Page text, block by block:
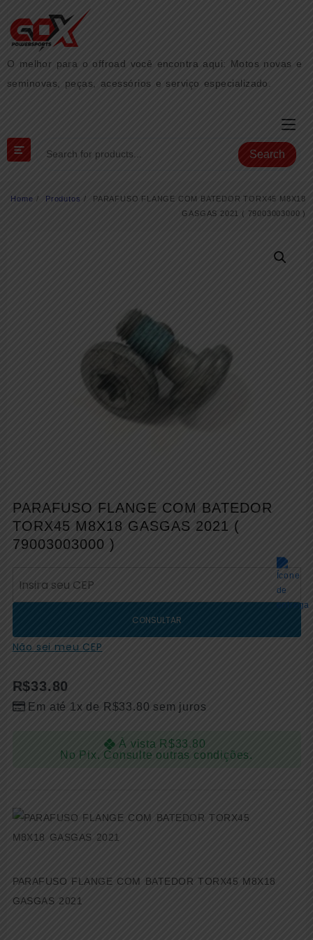
content
O melhor para o offroad você encontra aqui: Motos novas e
seminovas, peças, acessórios e serviço especializado.
Search
Home Produtos
PARAFUSO FLANGE COM BATEDOR TORX45 M8X18
GASGAS 2021 ( 79003003000 )
PARAFUSO FLANGE COM BATEDOR
TORX45 M8X18 GASGAS 2021 (
79003003000 )
CONSULTAR
Não sei meu CEP
R$33.80
Em até 1x de R$33.80 sem juros
À vista R$33.80
No Pix. Consulte outras condições.
PARAFUSO FLANGE COM BATEDOR TORX45 M8X18
GASGAS 2021